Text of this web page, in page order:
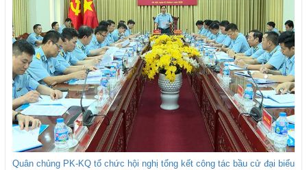
Quân chủng PK-KQ tổ chức hội nghị tổng kết công tác bầu cử đại biểu